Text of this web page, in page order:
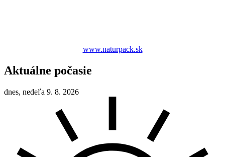
www.naturpack.sk
Aktuálne počasie
dnes, nedeľa 9. 8. 2026